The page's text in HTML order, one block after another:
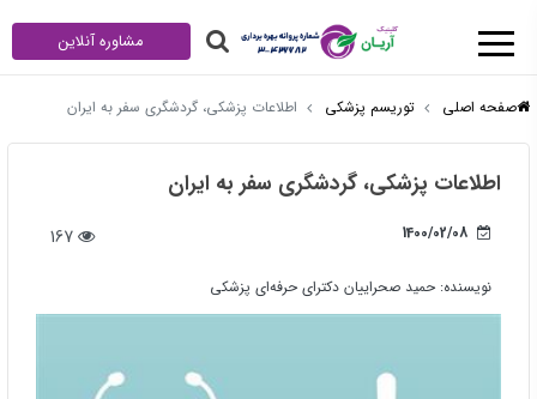
مشاوره آنلاین
صفحه اصلی توریسم پزشکی اطلاعات پزشکی، گردشگری سفر به ایران
اطلاعات پزشکی، گردشگری سفر به ایران
1400/02/08
نویسنده: حمید صحراییان دکترای حرفه‌ای پزشکی